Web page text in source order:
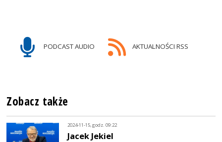
PODCAST AUDIO AKTUALNOŚCI RSS
Zobacz także
2024-11-15, godz. 09:22
Jacek Jekiel